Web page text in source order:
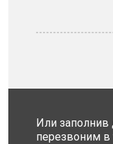
Или
перезвоним в